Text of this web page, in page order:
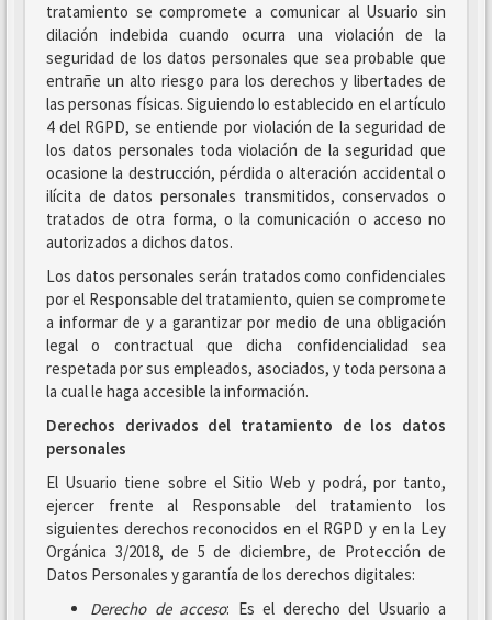
tratamiento se compromete a comunicar al Usuario sin
dilación indebida cuando ocurra una violación de la
seguridad de los datos personales que sea probable que
entrañe un alto riesgo para los derechos y libertades de
las personas físicas. Siguiendo lo establecido en el artículo
4 del RGPD, se entiende por violación de la seguridad de
los datos personales toda violación de la seguridad que
ocasione la destrucción, pérdida o alteración accidental o
ilícita de datos personales transmitidos, conservados o
tratados de otra forma, o la comunicación o acceso no
autorizados a dichos datos.
Los datos personales serán tratados como confidenciales
por el Responsable del tratamiento, quien se compromete
a informar de y a garantizar por medio de una obligación
legal o contractual que dicha confidencialidad sea
respetada por sus empleados, asociados, y toda persona a
la cual le haga accesible la información.
Derechos derivados del tratamiento de los datos
personales
El Usuario tiene sobre el Sitio Web y podrá, por tanto,
ejercer frente al Responsable del tratamiento los
siguientes derechos reconocidos en el RGPD y en la Ley
Orgánica 3/2018, de 5 de diciembre, de Protección de
Datos Personales y garantía de los derechos digitales:
Derecho de acceso: Es el derecho del Usuario a